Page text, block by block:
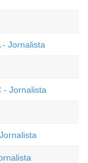
- Jornalista
- Jornalista